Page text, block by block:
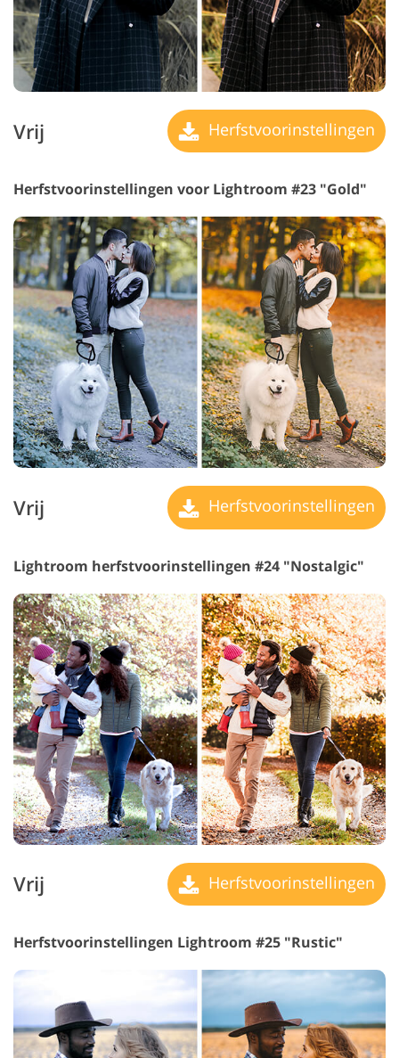
Vrij Herfstvoorinstellingen
Herfstvoorinstellingen voor Lightroom #23 "Gold"
Vrij Herfstvoorinstellingen
Lightroom herfstvoorinstellingen #24 "Nostalgic"
Vrij Herfstvoorinstellingen
Herfstvoorinstellingen Lightroom #25 "Rustic"